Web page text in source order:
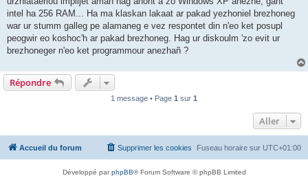
intel ha 256 RAM... Ha ma klaskan lakaat ar pakad yezhoniel brezhoneg
war ur stumm galleg pe alamaneg e vez respontet din n'eo ket posupl
peogwir eo koshoc'h ar pakad brezhoneg. Hag ur diskoulm 'zo evit ur
brezhoneger n'eo ket programmour anezhañ ?
Répondre
1 message • Page 1 sur 1
Aller
Accueil du forum Fuseau horaire sur UTC+01:00
Supprimer les cookies
Développé parphpBB® Forum Software © phpBB Limited